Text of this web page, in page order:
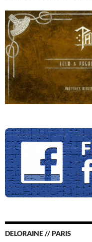
DELORAINE // PARIS